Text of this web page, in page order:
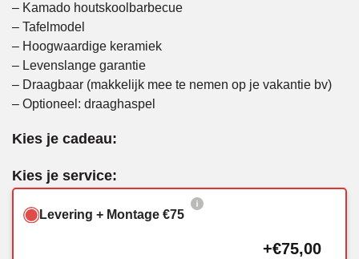
– Kamado houtskoolbarbecue
– Tafelmodel
– Hoogwaardige keramiek
– Levenslange garantie
– Draagbaar (makkelijk mee te nemen op je vakantie bv)
– Optioneel: draaghaspel
Kies je cadeau:
Kies je service:
Levering + Montage €75
+€75,00